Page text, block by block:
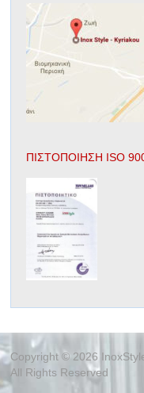
ΠΙΣΤΟΠΟΙΗΣΗ ISO
Copyright © 2026
All Rights Reserved